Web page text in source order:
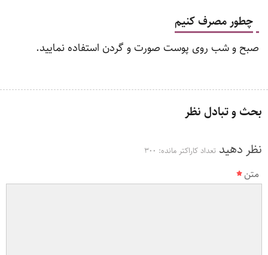
چطور مصرف کنیم
صبح و شب روی پوست صورت و گردن استفاده نمایید.
بحث و تبادل نظر
نظر دهید تعداد کاراکتر مانده: 300
متن